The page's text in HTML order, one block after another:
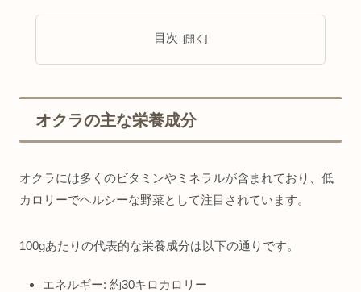
目次
オクラの主な栄養成分
オクラには多くのビタミンやミネラルが含まれており、低
カロリーでヘルシーな野菜として注目されています。
100gあたりの代表的な栄養成分は以下の通りです。
エネルギー: 約30キロカロリー